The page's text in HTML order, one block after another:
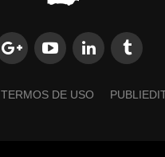
TERMOS DE USO